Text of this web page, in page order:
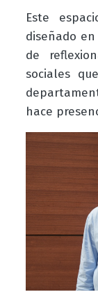
Este
diseñado
de
sociales
hace